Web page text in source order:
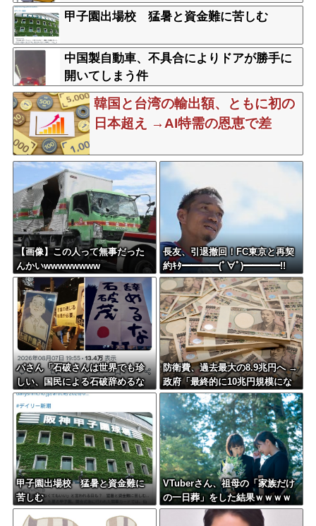
めか教えてって聞くわけ」
甲子園出場校 猛暑と資金難に苦しむ
中国製自動車、不具合によりドアが勝手に
開いてしまう件
韓国と台湾の輸出額、ともに初の
日本超え →AI特需の恩恵で差
【画像】この人って無事だった
んかいwwwwwwww
長友、引退撤回！FC東京と再契
約ｷﾀ━━━━(ﾟ∀ﾟ)━━━━!!
パさん「石破さんは世界でも珍
しい、国民による石破辞めるな
デモが自然発生した総理大臣で
す」
防衛費、過去最大の8.9兆円へ →
政府「最終的に10兆円規模にな
る可能性」
甲子園出場校 猛暑と資金難に
苦しむ
VTuberさん、祖母の「家族だけ
の一日葬」をした結果ｗｗｗｗ
ｗｗｗ